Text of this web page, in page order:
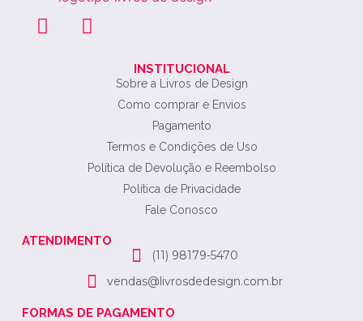
INSTITUCIONAL
Sobre a Livros de Design
Como comprar e Envios
Pagamento
Termos e Condições de Uso
Política de Devolução e Reembolso
Política de Privacidade
Fale Conosco
ATENDIMENTO
(11) 98179-5470
vendas@livrosdedesign.com.br
FORMAS DE PAGAMENTO